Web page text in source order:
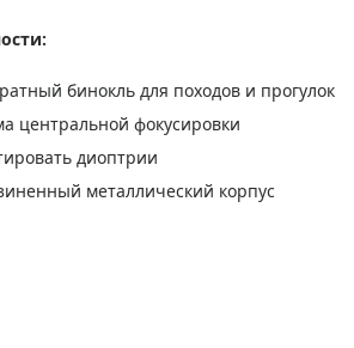
бинокль для походов и прогулок
центральной фокусировки
диоптрии
металлический корпус